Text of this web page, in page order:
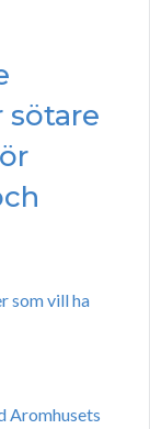
sötare
som vill ha
Aromhusets